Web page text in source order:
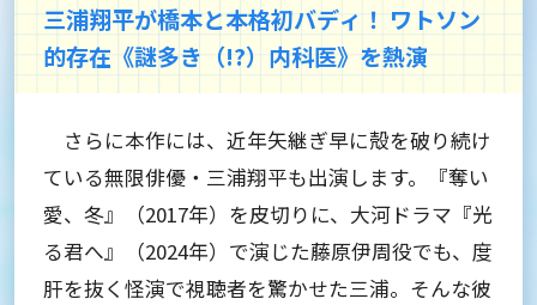
三浦翔平が橋本と本格初バディ！ ワトソン
的存在《謎多き（!?）内科医》を熱演
さらに本作には、近年矢継ぎ早に殻を破り続け
ている無限俳優・三浦翔平も出演します。『奪い
愛、冬』（2017年）を皮切りに、大河ドラマ『光
る君へ』（2024年）で演じた藤原伊周役でも、度
肝を抜く怪演で視聴者を驚かせた三浦。そんな彼